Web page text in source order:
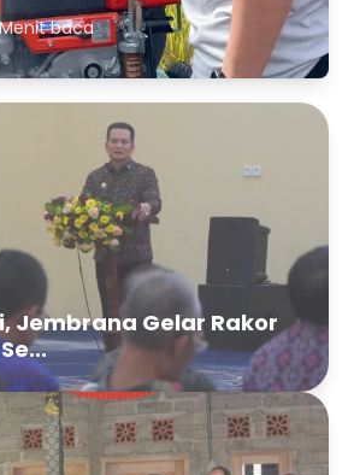
baca
Jembrana Gelar Rakor